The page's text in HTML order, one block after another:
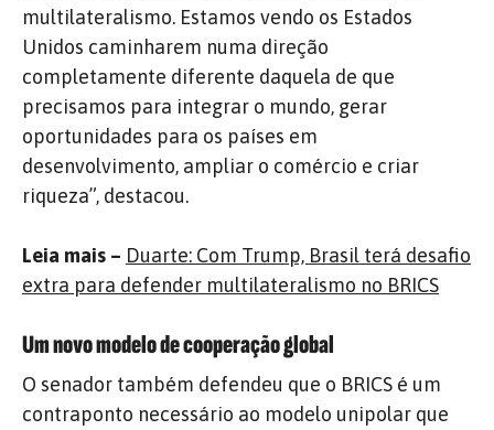
multilateralismo. Estamos vendo os Estados
Unidos caminharem numa direção
completamente diferente daquela de que
precisamos para integrar o mundo, gerar
oportunidades para os países em
desenvolvimento, ampliar o comércio e criar
riqueza”, destacou.
Leia mais – Duarte: Com Trump, Brasil terá desafio
extra para defender multilateralismo no BRICS
Um novo modelo de cooperação global
O senador também defendeu que o BRICS é um
contraponto necessário ao modelo unipolar que